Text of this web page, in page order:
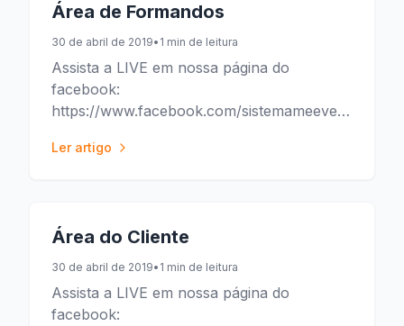
Área de Formandos
30 de abril de 2019• 1 min de leitura
Assista a LIVE em nossa página do
facebook:
https://www.facebook.com/sistemameeventos/
Ler artigo
Área do Cliente
30 de abril de 2019• 1 min de leitura
Assista a LIVE em nossa página do
facebook: